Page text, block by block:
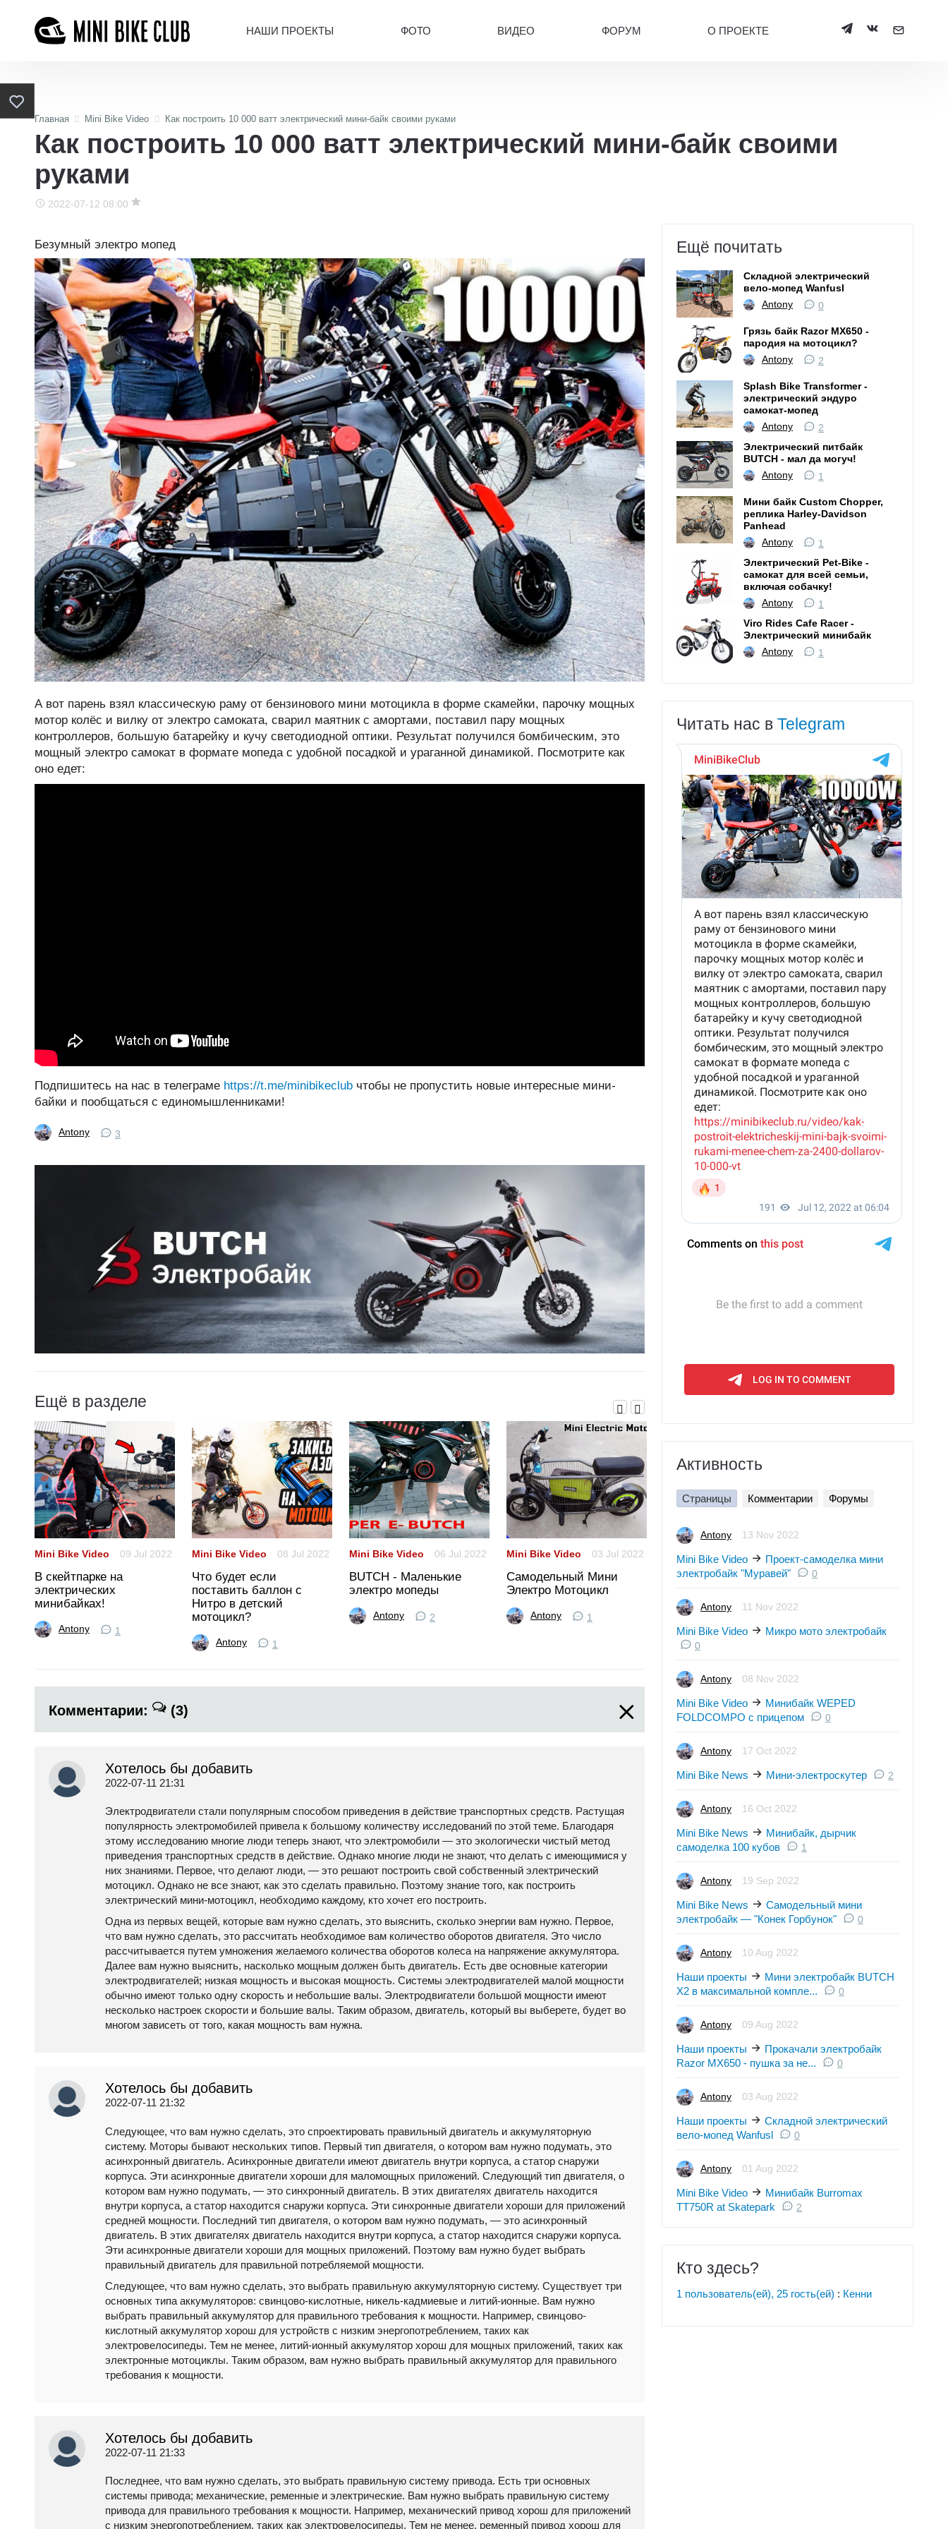
НАШИ ПРОЕКТЫ ФОТО ВИДЕО ФОРУМ О ПРОЕКТЕ
Главная Mini Bike Video Как построить 10 000 ватт электрический мини-байк своими руками
Как построить 10 000 ватт электрический мини-байк своими
руками
2022-07-12 08:00
Безумный электро мопед
А вот парень взял классическую раму от бензинового мини мотоцикла в форме скамейки, парочку мощных
мотор колёс и вилку от электро самоката, сварил маятник с амортами, поставил пару мощных
контроллеров, большую батарейку и кучу светодиодной оптики. Результат получился бомбическим, это
мощный электро самокат в формате мопеда с удобной посадкой и ураганной динамикой. Посмотрите как
оно едет:
Подпишитесь на нас в телеграме https://t.me/minibikeclub чтобы не пропустить новые интересные мини-
байки и пообщаться с единомышленниками!
Antony 3
Ещё в разделе
Mini Bike Video 09 Jul 2022
В скейтпарке на
электрических
минибайках!
Antony 1
Mini Bike Video 08 Jul 2022
Что будет если
поставить баллон с
Нитро в детский
мотоцикл?
Antony 1
Mini Bike Video 06 Jul 2022
BUTCH - Маленькие
электро мопеды
Antony 2
Mini Bike Video 03 Jul 2022
Самодельный Мини
Электро Мотоцикл
Antony 1
Mini Bike
Video
26 Jun 2022
Anarchy: заезд мини
электро байкеров
Antony
Video
Antony
Комментарии: (3)
Хотелось бы добавить
2022-07-11 21:31
Электродвигатели стали популярным способом приведения в действие транспортных средств. Растущая
популярность электромобилей привела к большому количеству исследований по этой теме. Благодаря
этому исследованию многие люди теперь знают, что электромобили — это экологически чистый метод
приведения транспортных средств в действие. Однако многие люди не знают, что делать с имеющимися у
них знаниями. Первое, что делают люди, — это решают построить свой собственный электрический
мотоцикл. Однако не все знают, как это сделать правильно. Поэтому знание того, как построить
электрический мини-мотоцикл, необходимо каждому, кто хочет его построить.
Одна из первых вещей, которые вам нужно сделать, это выяснить, сколько энергии вам нужно. Первое,
что вам нужно сделать, это рассчитать необходимое вам количество оборотов двигателя. Это число
рассчитывается путем умножения желаемого количества оборотов колеса на напряжение аккумулятора.
Далее вам нужно выяснить, насколько мощным должен быть двигатель. Есть две основные категории
электродвигателей; низкая мощность и высокая мощность. Системы электродвигателей малой мощности
обычно имеют только одну скорость и небольшие валы. Электродвигатели большой мощности имеют
несколько настроек скорости и большие валы. Таким образом, двигатель, который вы выберете, будет во
многом зависеть от того, какая мощность вам нужна.
Хотелось бы добавить
2022-07-11 21:32
Следующее, что вам нужно сделать, это спроектировать правильный двигатель и аккумуляторную
систему. Моторы бывают нескольких типов. Первый тип двигателя, о котором вам нужно подумать, это
асинхронный двигатель. Асинхронные двигатели имеют двигатель внутри корпуса, а статор снаружи
корпуса. Эти асинхронные двигатели хороши для маломощных приложений. Следующий тип двигателя, о
котором вам нужно подумать, — это синхронный двигатель. В этих двигателях двигатель находится
внутри корпуса, а статор находится снаружи корпуса. Эти синхронные двигатели хороши для приложений
средней мощности. Последний тип двигателя, о котором вам нужно подумать, — это асинхронный
двигатель. В этих двигателях двигатель находится внутри корпуса, а статор находится снаружи корпуса.
Эти асинхронные двигатели хороши для мощных приложений. Поэтому вам нужно будет выбрать
правильный двигатель для правильной потребляемой мощности.
Следующее, что вам нужно сделать, это выбрать правильную аккумуляторную систему. Существует три
основных типа аккумуляторов: свинцово-кислотные, никель-кадмиевые и литий-ионные. Вам нужно
выбрать правильный аккумулятор для правильного требования к мощности. Например, свинцово-
кислотный аккумулятор хорош для устройств с низким энергопотреблением, таких как
электровелосипеды. Тем не менее, литий-ионный аккумулятор хорош для мощных приложений, таких как
электронные мотоциклы. Таким образом, вам нужно выбрать правильный аккумулятор для правильного
требования к мощности.
Хотелось бы добавить
2022-07-11 21:33
Последнее, что вам нужно сделать, это выбрать правильную систему привода. Есть три основных
системы привода; механические, ременные и электрические. Вам нужно выбрать правильную систему
привода для правильного требования к мощности. Например, механический привод хорош для приложений
с низким энергопотреблением, таких как электровелосипеды. Тем не менее, ременный привод хорош для
Ещё почитать
Складной электрический
вело-мопед Wanfusl
Antony
0
Грязь байк Razor MX650 -
пародия на мотоцикл?
Antony
2
Splash Bike Transformer -
электрический эндуро
самокат-мопед
Antony
2
Электрический питбайк
BUTCH - мал да могуч!
Antony
1
Мини байк Custom Chopper,
реплика Harley-Davidson
Panhead
Antony
1
Электрический Pet-Bike -
самокат для всей семьи,
включая собачку!
Antony
1
Viro Rides Cafe Racer -
Электрический минибайк
Antony
1
Читать нас в Telegram
Активность
Страницы Комментарии Форумы
Antony 13 Nov 2022
Mini Bike Video
Проект-самоделка мини
электробайк "Муравей"
0
Antony 11 Nov 2022
Mini Bike Video Микро мото электробайк
0
Antony 08 Nov 2022
Mini Bike Video
Минибайк WEPED
FOLDCOMPO с прицепом
0
Antony 17 Oct 2022
Mini Bike News Мини-электроскутер 2
Antony 16 Oct 2022
Mini Bike News
Минибайк, дырчик
самоделка 100 кубов
1
Antony 19 Sep 2022
Mini Bike News
Самодельный мини
электробайк — "Конек Горбунок"
0
Antony 10 Aug 2022
Наши проекты
Мини электробайк BUTCH
X2 в максимальной компле...
0
Antony 09 Aug 2022
Наши проекты
Прокачали электробайк
Razor MX650 - пушка за не...
0
Antony 03 Aug 2022
Наши проекты
Складной электрический
вело-мопед Wanfusl
0
Antony 01 Aug 2022
Mini Bike Video
Минибайк Burromax
TT750R at Skatepark
2
Кто здесь?
1 пользователь(ей), 25 гость(ей) : Кенни